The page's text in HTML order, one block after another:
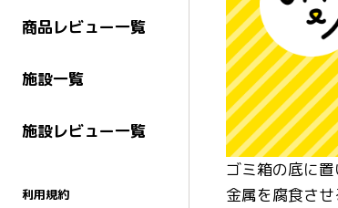
商品レビュー一覧
施設一覧
施設レビュー一覧
利用規約
ゴミ箱の底に
金属を腐食さ